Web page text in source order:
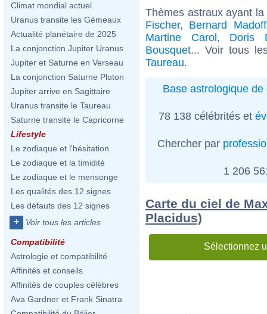
Climat mondial actuel
Uranus transite les Gémeaux
Actualité planétaire de 2025
La conjonction Jupiter Uranus
Jupiter et Saturne en Verseau
La conjonction Saturne Pluton
Jupiter arrive en Sagittaire
Uranus transite le Taureau
Saturne transite le Capricorne
Lifestyle
Le zodiaque et l'hésitation
Le zodiaque et la timidité
Le zodiaque et le mensonge
Les qualités des 12 signes
Les défauts des 12 signes
+ Voir tous les articles
Compatibilité
Astrologie et compatibilité
Affinités et conseils
Affinités de couples célèbres
Ava Gardner et Frank Sinatra
Thèmes astraux ayant
Fischer, Bernard Madoff
Martine Carol, Doris
Bousquet... Voir tous
Taureau.
Base astrologique de
78 138 célébrités et
Chercher par
1 206
Carte du ciel de
Placidus)
Sélectionnez